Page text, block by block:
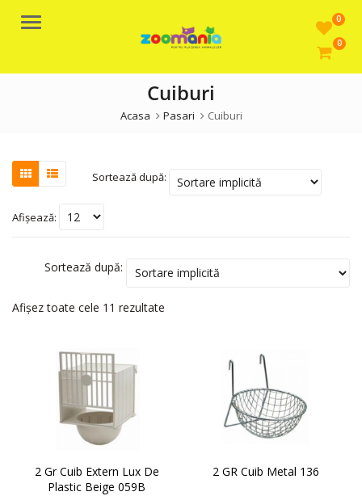
Meniu 0
0
Cuiburi
Acasa Pasari Cuiburi
Sortează după:
Afișează:
Sortează după:
Afișez toate cele 11 rezultate
2 Gr Cuib Extern Lux De
Plastic Beige 059B
2 GR Cuib Metal 136